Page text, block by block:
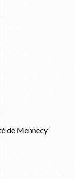
de Mennecy